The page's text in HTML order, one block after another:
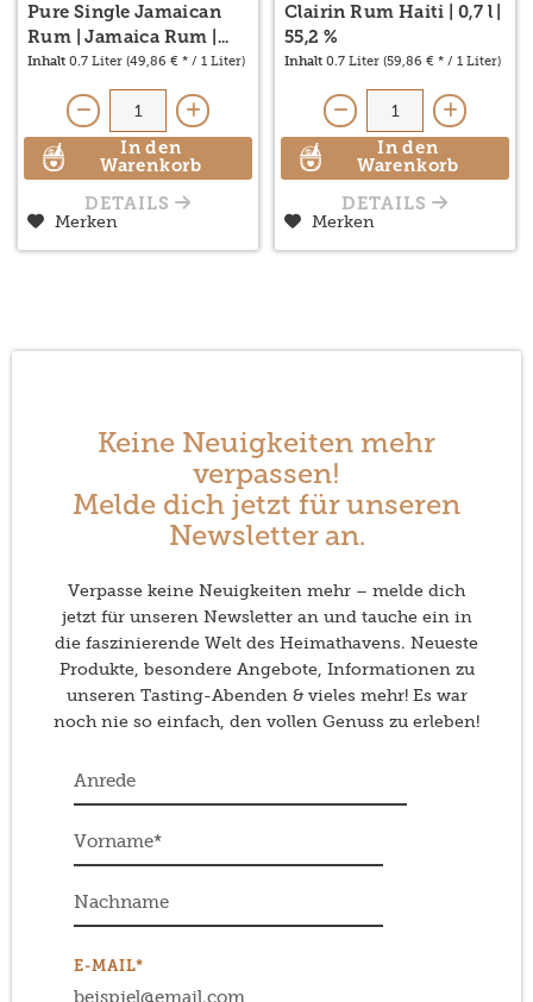
Pure Single Jamaican
Rum | Jamaica Rum |...
Inhalt 0.7 Liter (49,86 € * / 1 Liter)
In den
Warenkorb
DETAILS
Merken
Clairin Rum Haiti | 0,7 l |
55,2 %
Inhalt 0.7 Liter (59,86 € * / 1 Liter)
In den
Warenkorb
DETAILS
Merken
Keine Neuigkeiten mehr
verpassen!
Melde dich jetzt für unseren
Newsletter an.
Verpasse keine Neuigkeiten mehr – melde dich
jetzt für unseren Newsletter an und tauche ein in
die faszinierende Welt des Heimathavens. Neueste
Produkte, besondere Angebote, Informationen zu
unseren Tasting-Abenden & vieles mehr! Es war
noch nie so einfach, den vollen Genuss zu erleben!
E-MAIL*